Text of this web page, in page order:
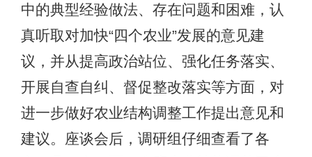
中的典型经验做法、存在问题和困难，认
真听取对加快“四个农业”发展的意见建
议，并从提高政治站位、强化任务落实、
开展自查自纠、督促整改落实等方面，对
进一步做好农业结构调整工作提出意见和
建议。座谈会后，调研组仔细查看了各